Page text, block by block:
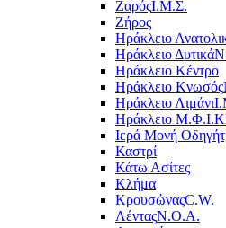
ΖαρόςΙ.Μ.Σ.
Ζήρος
Ηράκλειο
Ηράκλειο Δυτικά
Ηράκλειο Κέντρο
Ηράκλειο Κνωσός
Ηράκλειο Λιμάνι
Ηράκλειο Μ.Φ.Ι.Κ
Ιερά Μονή
Καστρί
Κάτω Ασίτες
Κλήμα
ΚρουσώναςC.W.
ΛένταςΝ.Ο.Α.